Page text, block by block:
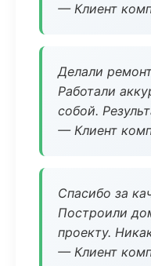
— Клиент
Делали
Работали
собой.
— Клиент
Спасибо за
Построили
проекту.
— Клиент